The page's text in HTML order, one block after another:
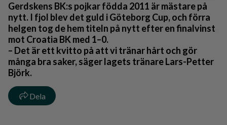
Gerdskens BK:s pojkar födda 2011 är mästare på
nytt. I fjol blev det guld i Göteborg Cup, och förra
helgen tog de hem titeln på nytt efter en finalvinst
mot Croatia BK med 1–0.
– Det är ett kvitto på att vi tränar hårt och gör
många bra saker, säger lagets tränare Lars-Petter
Björk.
Dela